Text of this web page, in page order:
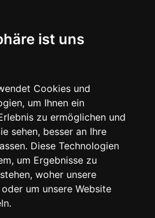
ist uns
Cookies und
um Ihnen ein
zu ermöglichen und
sehen, besser an Ihre
Diese Technologien
um Ergebnisse zu
woher unsere
um unsere Website